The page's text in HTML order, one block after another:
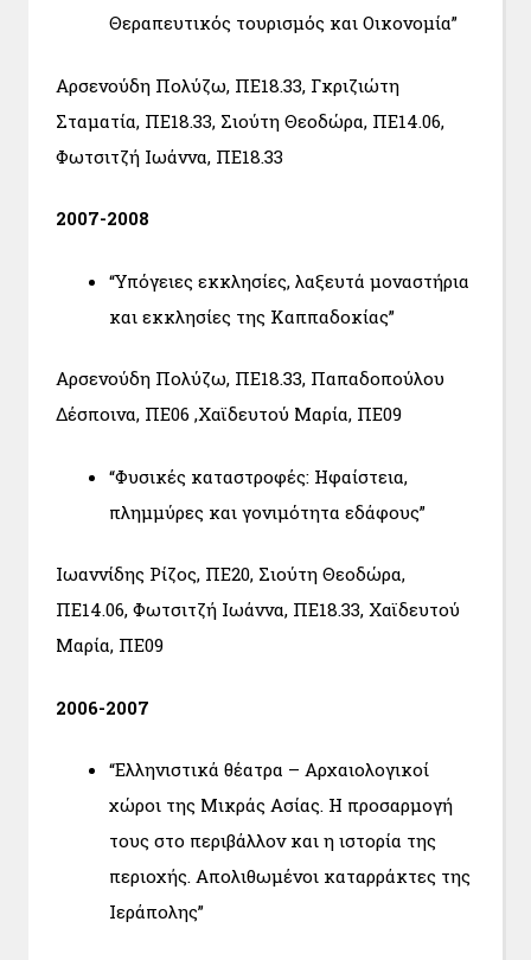
Θεραπευτικός τουρισμός και Οικονομία”
Αρσενούδη Πολύζω, ΠΕ18.33, Γκριζιώτη
Σταματία, ΠΕ18.33, Σιούτη Θεοδώρα, ΠΕ14.06,
Φωτσιτζή Ιωάννα, ΠΕ18.33
2007-2008
“Υπόγειες εκκλησίες, λαξευτά μοναστήρια
και εκκλησίες της Καππαδοκίας”
Αρσενούδη Πολύζω, ΠΕ18.33, Παπαδοπούλου
Δέσποινα, ΠΕ06 ,Χαϊδευτού Μαρία, ΠΕ09
“Φυσικές καταστροφές: Ηφαίστεια,
πλημμύρες και γονιμότητα εδάφους”
Ιωαννίδης Ρίζος, ΠΕ20, Σιούτη Θεοδώρα,
ΠΕ14.06, Φωτσιτζή Ιωάννα, ΠΕ18.33, Χαϊδευτού
Μαρία, ΠΕ09
2006-2007
“Ελληνιστικά θέατρα – Αρχαιολογικοί
χώροι της Μικράς Ασίας. Η προσαρμογή
τους στο περιβάλλον και η ιστορία της
περιοχής. Απολιθωμένοι καταρράκτες της
Ιεράπολης”